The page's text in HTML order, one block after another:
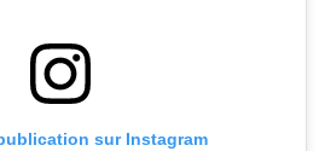
sur Instagram